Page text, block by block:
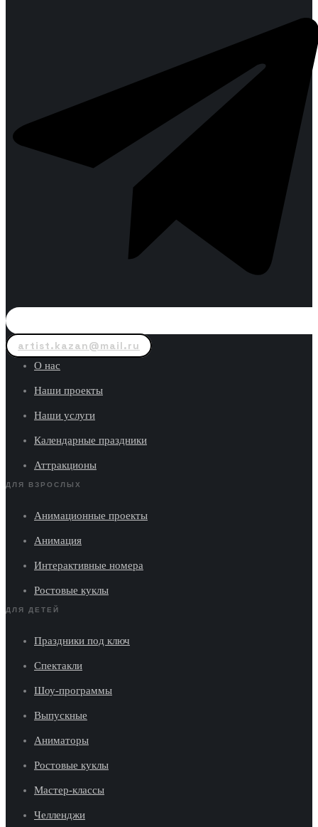
artist.kazan@mail.ru
О нас
Наши проекты
Наши услуги
Календарные праздники
Аттракционы
ДЛЯ ВЗРОСЛЫХ
Анимационные проекты
Анимация
Интерактивные номера
Ростовые куклы
ДЛЯ ДЕТЕЙ
Праздники под ключ
Спектакли
Шоу-программы
Выпускные
Аниматоры
Ростовые куклы
Мастер-классы
Челленджи